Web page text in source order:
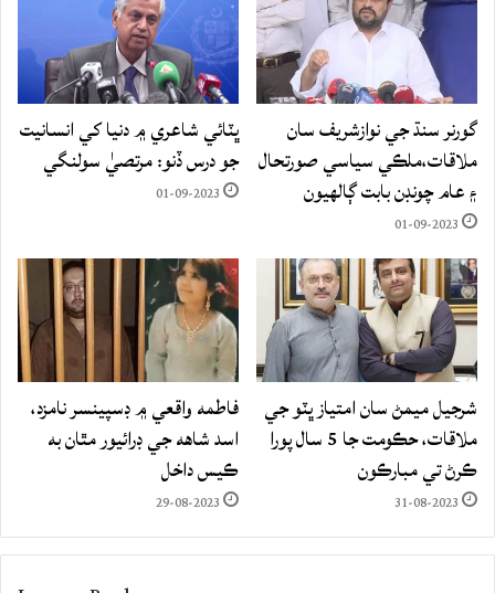
گورنر سنڌ جي نوازشريف سان
ملاقات،ملڪي سياسي صورتحال
۽ عام چونڊن بابت ڳالهيون
01-09-2023
ڀٽائي شاعري ۾ دنيا کي انسانيت
جو درس ڏنو: مرتصيٰ سولنگي
01-09-2023
شرجيل ميمڻ سان امتياز ڀٽو جي
ملاقات، حڪومت جا 5 سال پورا
ڪرڻ تي مبارڪون
31-08-2023
فاطمه واقعي ۾ ڊسپينسر نامزد،
اسد شاهه جي ڊرائيور مٿان به
ڪيس داخل
29-08-2023